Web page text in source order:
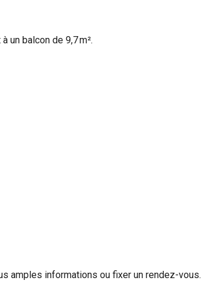
un balcon de 9,7 m².
amples informations ou fixer un rendez-vous.